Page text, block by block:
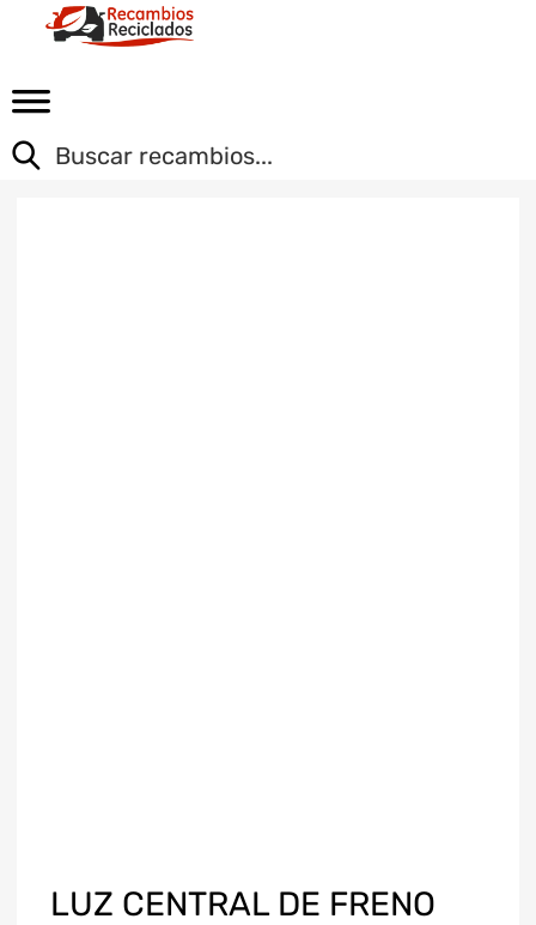
LUZ CENTRAL DE FRENO